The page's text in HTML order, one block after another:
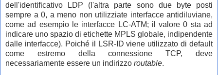
dell'identificativo LDP (l'altra parte sono due byte posti
sempre a 0, a meno non utilizziate interfacce antidiluviane,
come ad esempio le interfacce LC-ATM; il valore 0 sta ad
indicare uno spazio di etichette MPLS globale, indipendente
dalle interfacce). Poiché il LSR-ID viene utilizzato di default
come estremo della connessione TCP, deve
necessariamente essere un indirizzo routable.